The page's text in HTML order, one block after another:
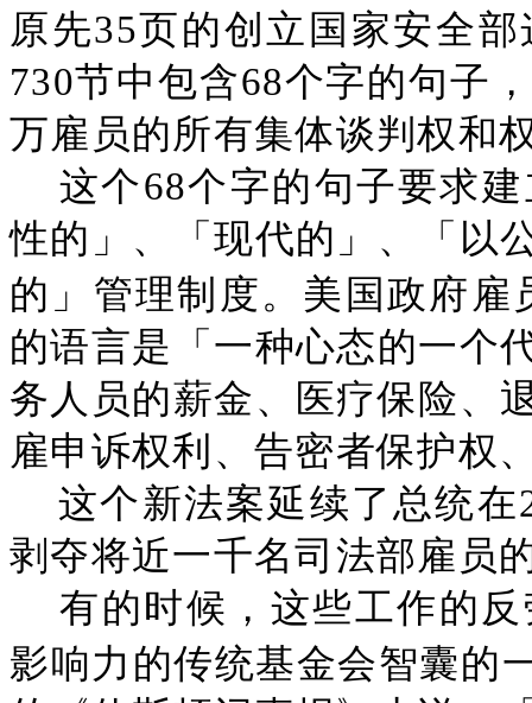
原先35页的创立国家安全
730节中包含68个字的句子
万雇员的所有集体谈判权和
这个68个字的句子要求
性的」、「现代的」、「以
的」管理制度。美国政府雇
的语言是「一种心态的一个
务人员的薪金、医疗保险、
雇申诉权利、告密者保护权
这个新法案延续了总统
剥夺将近一千名司法部雇员
有的时候，这些工作的
影响力的传统基金会智囊的